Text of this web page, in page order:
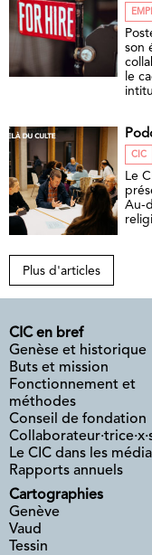
son
le
CIC
Le
Au-
Plus d'articles
CIC en bref
Genèse et historique
Buts et mission
Fonctionnement et
méthodes
Conseil de fondation
Le CIC dans les
Rapports annuels
Cartographies
Genève
Vaud
Tessin